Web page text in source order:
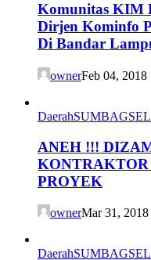
Komunitas KIM
Dirjen Kominfo
Di Bandar
ownerFeb 04, 2018
DaerahSUMBAGSEL
ANEH !!!
KONTRAKTOR
PROYEK
ownerMar 31, 2018
DaerahSUMBAGSEL